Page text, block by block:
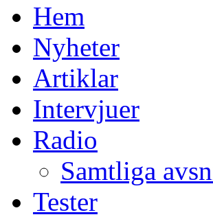
Hem
Nyheter
Artiklar
Intervjuer
Radio
Samtliga
Tester